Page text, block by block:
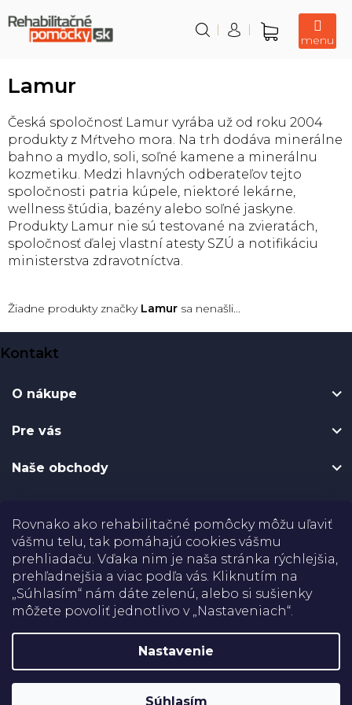
Rovnako ako rehabilitačné pomôcky môžu uľaviť
vášmu telu, tak pomáhajú cookies vášmu
prehliadaču. Vďaka nim je naša stránka rýchlejšia,
prehľadnejšia a viac podľa vás. Kliknutím na
„Súhlasím“ nám dáte zelenú, alebo si sušienky
môžete povoliť jednotlivo v „Nastaveniach“.
Nastavenie
Súhlasím
na
obsah
Nákupný
Lamur
Česká spoločnosť Lamur vyrába už od roku 2004
produkty z Mŕtveho mora. Na trh dodáva minerálne
bahno a mydlo, soli, soľné kamene a minerálnu
kozmetiku. Medzi hlavných odberateľov tejto
spoločnosti patria kúpele, niektoré lekárne,
wellness štúdia, bazény alebo soľné jaskyne.
Produkty Lamur nie sú testované na zvieratách,
spoločnosť ďalej vlastní atesty SZÚ a notifikáciu
ministerstva zdravotníctva.
Žiadne produkty značky Lamur sa nenašli...
á
Kontakt
O nákupe
Pre vás
Naše obchody
Doprava
Platba
Shoptet
Copyright 2026Rehabilitačné pomôcky. Všetky práva
vyhradené.Upraviť nastavenie cookies